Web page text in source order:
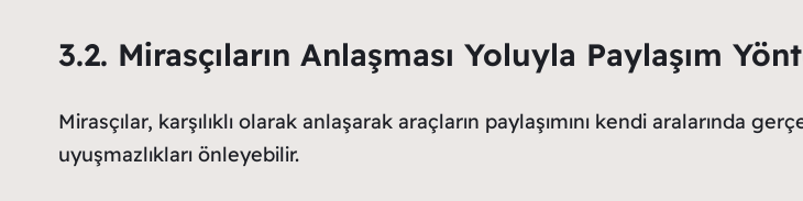
3.2. Mirasçıların Anlaşması Yoluyla Paylaşım
Mirasçılar, karşılıklı olarak anlaşarak araçların paylaşımını kendi aralarında
uyuşmazlıkları önleyebilir.